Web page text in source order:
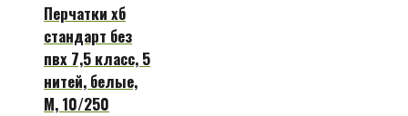
Перчатки хб
стандарт без
пвх 7,5 класс, 5
нитей, белые,
М, 10/250